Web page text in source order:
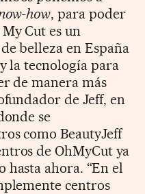
how, para poder
Cut es un
belleza en España
la tecnología para
de manera más
de Jeff, en
se
como BeautyJeff
de OhMyCut ya
hasta ahora. “En el
centros